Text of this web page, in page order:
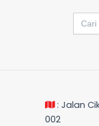
for:
: Jalan
002